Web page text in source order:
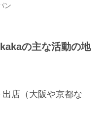
ン
の主な活動の地
店（大阪や京都な